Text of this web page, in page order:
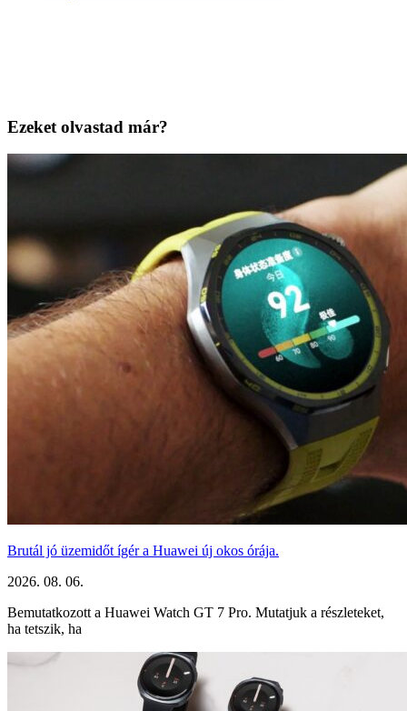
Ezeket olvastad már?
Brutál jó üzemidőt ígér a Huawei új okos órája.
2026. 08. 06.
Bemutatkozott a Huawei Watch GT 7 Pro. Mutatjuk a részleteket,
ha tetszik, ha